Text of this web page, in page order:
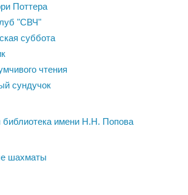
Поттера
"СВЧ"
суббота
чтения
сундучок
библиотека имени Н.Н. Попова
шахматы